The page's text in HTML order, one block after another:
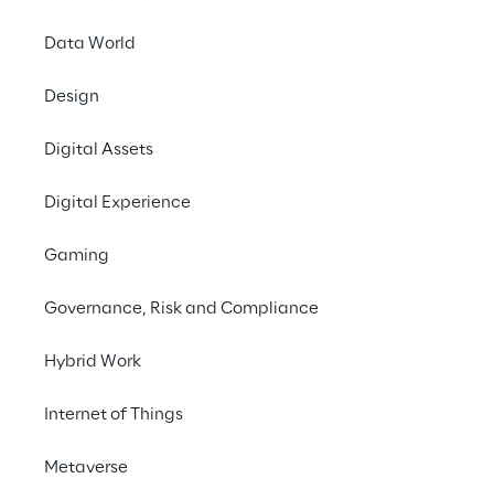
Data World
Design
Digital Assets
Digital Experience
Gaming
Governance, Risk and Compliance
Hybrid Work
Internet of Things
Metaverse
everyday applications.
Tailored for AI enthusiasts and professionals,
provide deep insights into the
today's technological landscape.